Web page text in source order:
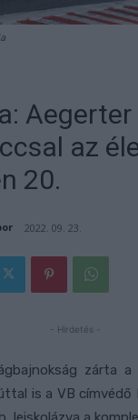
Aegerter
az
20.
2022. 09. 23.
- Hirdetés -
zárta
is a VB